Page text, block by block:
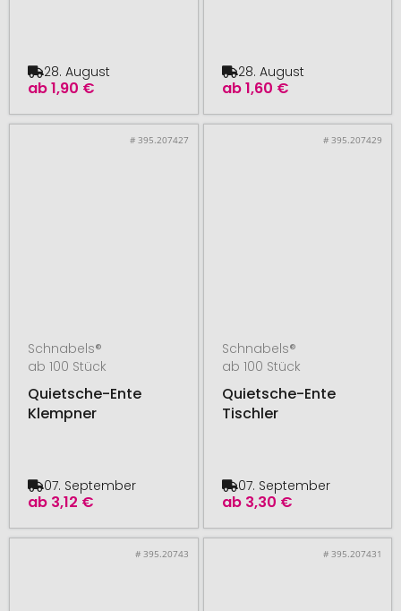
ab1,90 €
28. August
ab1,60 €
28. August
# 395.207427
Schnabels®
ab 100 Stück
Quietsche-Ente
Klempner
ab 3,12 €
07. September
# 395.207429
Schnabels®
ab 100 Stück
Quietsche-Ente
Tischler
ab 3,30 €
07. September
# 395.20743 # 395.207431